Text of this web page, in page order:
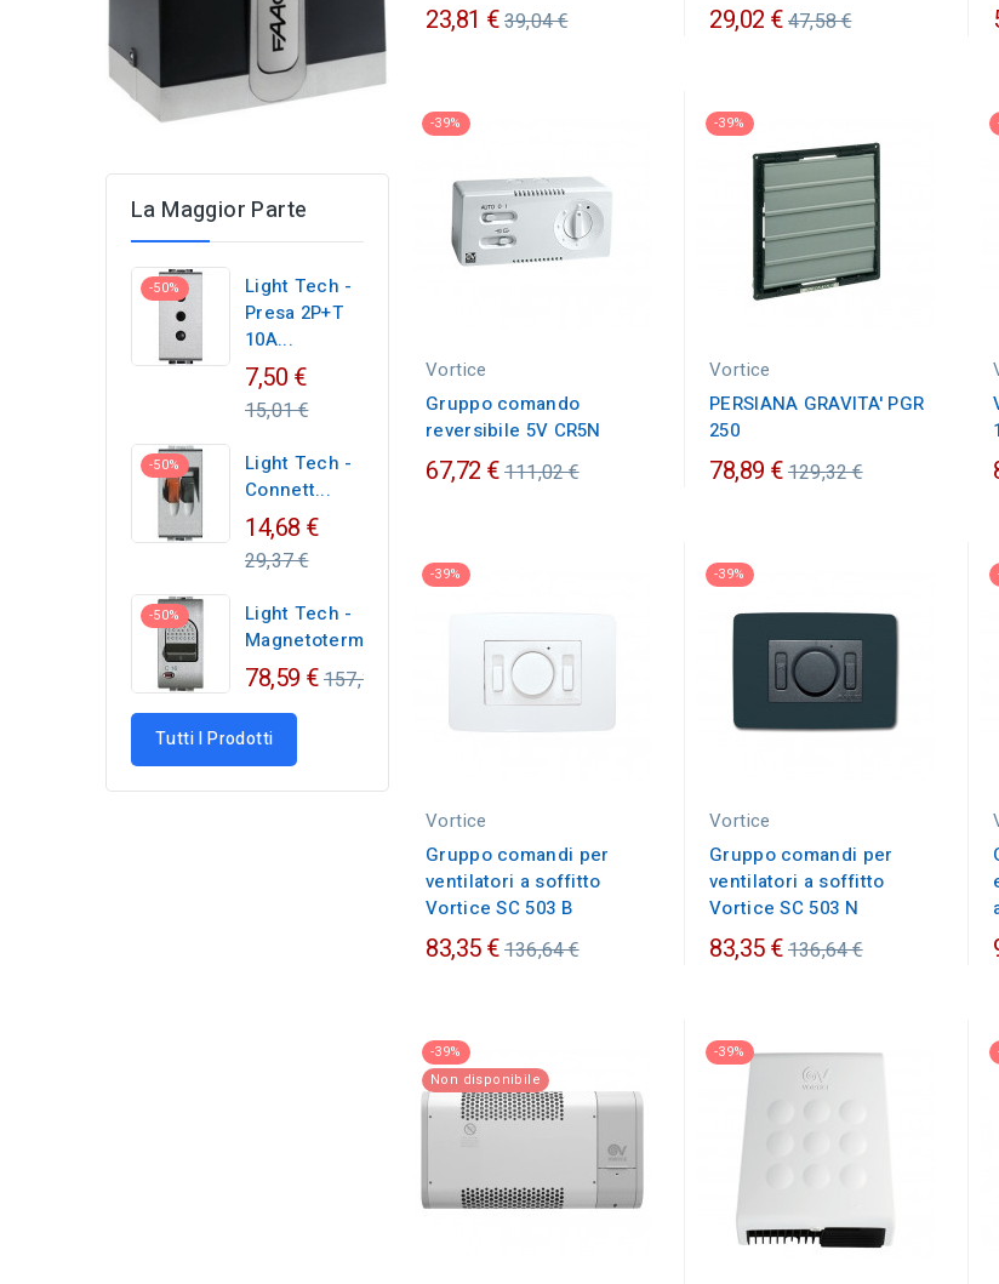
La Maggior Parte
-50%
Light Tech -
Presa 2P+T
10A...
7,50 €Regular
price
15,01 €
-50%
Light Tech -
Connett...
14,68 €Regular
29,37 €
-50%
Light Tech -
Magnetotermico...
78,59 €Regular
157,17 €
Tutti I Prodotti
23,81 €Prezzo
39,04 € 29,02 €Prezzo
47,58 €
-39%
Vortice
Gruppo comando
reversibile 5V CR5N
67,72 €Prezzo
111,02 €
-39%
Vortice
PERSIANA GRAVITA' PGR
250
78,89 €Prezzo
129,32 €
-39%
Vortice
Gruppo comandi per
ventilatori a soffitto
Vortice SC 503 B
83,35 €Prezzo
136,64 €
-39%
Vortice
Gruppo comandi per
ventilatori a soffitto
Vortice SC 503 N
83,35 €Prezzo
136,64 €
-39%
Non disponibile
-39%